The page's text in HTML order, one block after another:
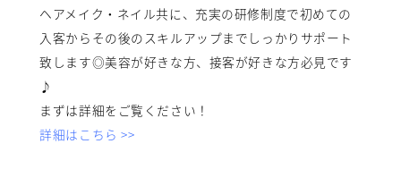
ヘアメイク・ネイル共に、充実の研修制度で初めての
入客からその後のスキルアップまでしっかりサポート
致します◎美容が好きな方、接客が好きな方必見です
♪
まずは詳細をご覧ください！
詳細はこちら >>